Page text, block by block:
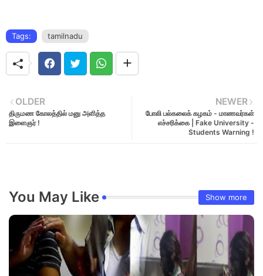
Tags: tamilnadu
NEWER
போலி பல்கலைக் கழகம் - மாணவர்கள்
எச்சரிக்கை | Fake University -
Students Warning !
OLDER
​திருமண கோலத்தில் மனு அளித்த
இளைஞர் !
You May Like Show more